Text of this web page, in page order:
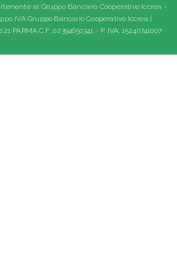
al Gruppo Bancario Cooperativo Iccrea -
IVA Gruppo Bancario Cooperativo Iccrea |
PARMA C.F: 02394650341 - P. IVA: 15240741007